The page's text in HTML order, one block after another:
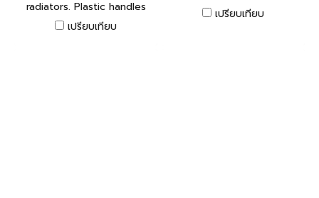
radiators. Plastic handles
with hard wearing bristles.
Handle Length: approx
เปรียบเทียบ
projects. White bristle,
stainless ferrule. Cream
เปรียบเทียบ